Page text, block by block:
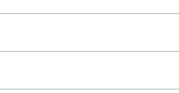
込むようになじみます。